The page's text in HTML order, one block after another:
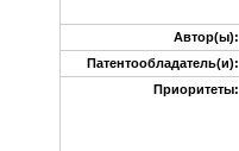
Автор(ы):
Патентообладатель(и):
Приоритеты: